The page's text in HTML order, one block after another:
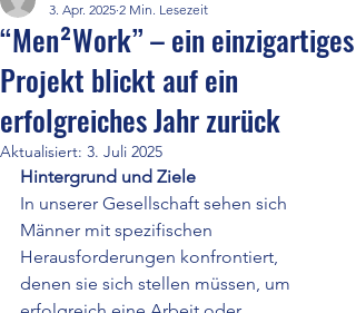
“Men²Work” – ein einzigartiges
Projekt blickt auf ein
erfolgreiches Jahr zurück
3. Apr. 2025 2 Min. Lesezeit
Aktualisiert: 3. Juli 2025
Hintergrund und Ziele
In unserer Gesellschaft sehen sich
Männer mit spezifischen
Herausforderungen konfrontiert,
denen sie sich stellen müssen, um